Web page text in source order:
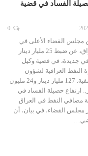
ارتفاع حصيلة الفساد في قضية
مجلس القضاء الأعلى في
العراق، عن ضبط 25 مليار دينار
جديدة، في قضية وكيل
النفط العراقية لشؤون
التصفية. 127 مليار دينار و24 مليون
ارتفاع حصيلة الفساد في
مصافي النفط في العراق
مجلس القضاء، في بيان، أن